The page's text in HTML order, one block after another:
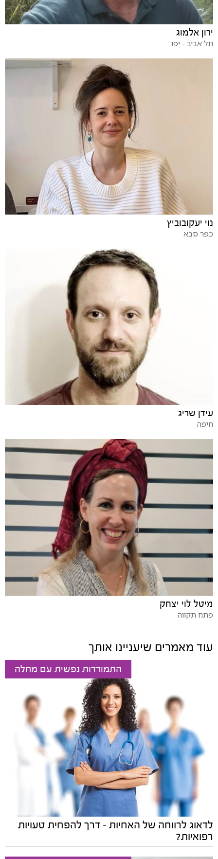
ירון אלמוג
תל אביב - יפו
נוי יעקובוביץ
כפר סבא
עידן שריג
חיפה
מיטל לוי יצחק
פתח תקווה
עוד מאמרים שיעניינו אותך
התמודדות נפשית עם מחלה
לדאוג לרווחה של האחיות - דרך להפחית טעויות
רפואיות?